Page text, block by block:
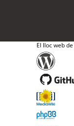
El lloc web